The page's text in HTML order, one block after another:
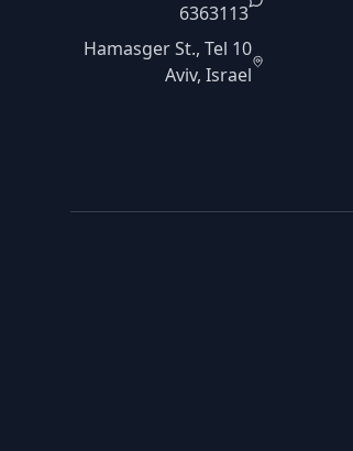
6363113
10 Hamasger St., Tel
Aviv, Israel